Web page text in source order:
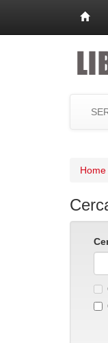
Home